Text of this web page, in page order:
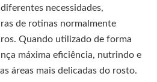
necessidades,
de rotinas normalmente
Quando utilizado de forma
máxima eficiência, nutrindo e
áreas mais delicadas do rosto.